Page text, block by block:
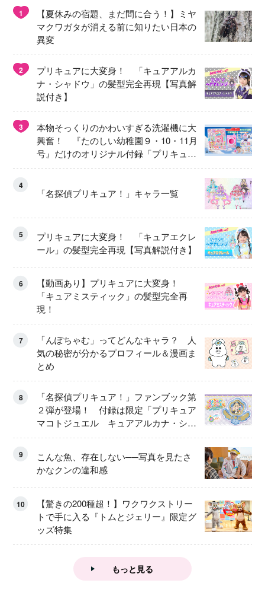
1
【夏休みの宿題、まだ間に合う！】ミヤ
マクワガタが消える前に知りたい日本の
異変
2
プリキュアに大変身！ 「キュアアルカ
ナ・シャドウ」の髪型完全再現【写真解
説付き】
3
本物そっくりのかわいすぎる洗濯機に大
興奮！ 『たのしい幼稚園９・10・11月
号』だけのオリジナル付録「プリキュ
ア くるくるせんたくき」
4
「名探偵プリキュア！」キャラ一覧
5
プリキュアに大変身！ 「キュアエクレ
ール」の髪型完全再現【写真解説付き】
6
【動画あり】プリキュアに大変身！
「キュアミスティック」の髪型完全再
現！
7
「んぽちゃむ」ってどんなキャラ？ 人
気の秘密が分かるプロフィール＆漫画ま
とめ
8
「名探偵プリキュア！」ファンブック第
２弾が登場！ 付録は限定「プリキュア
マコトジュエル キュアアルカナ・シャ
ドウ アイスver.」 キュアエクレールを
9
こんな魚、存在しない──写真を見たさ
かなクンの違和感
10
【驚きの200種超！】ワクワクストリー
トで手に入る『トムとジェリー』限定グ
ッズ特集
もっと見る